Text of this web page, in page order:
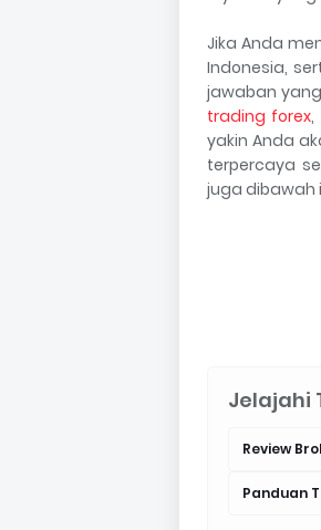
Jika Anda
Indonesia,
jawaban
trading forex,
yakin Anda
terpercaya
juga dibawah
Jelajahi
Review
Panduan